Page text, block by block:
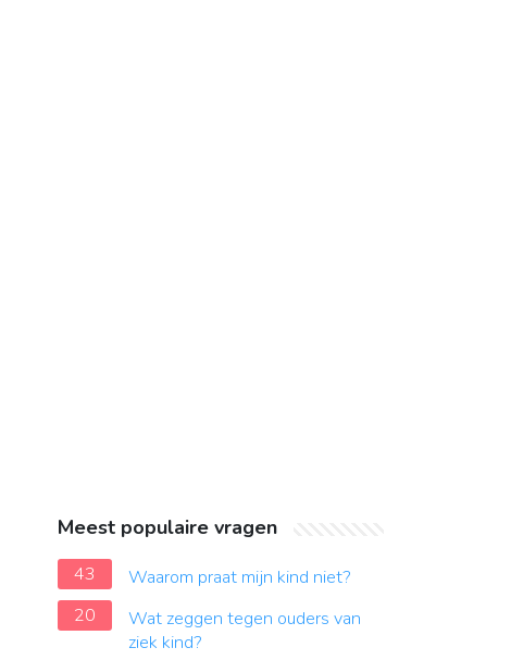
Meest populaire vragen
43
Waarom praat mijn kind niet?
20
Wat zeggen tegen ouders van
ziek kind?